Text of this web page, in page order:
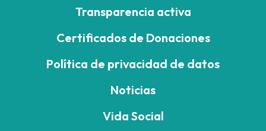
Transparencia activa
Certificados de Donaciones
Política de privacidad de datos
Noticias
Vida Social